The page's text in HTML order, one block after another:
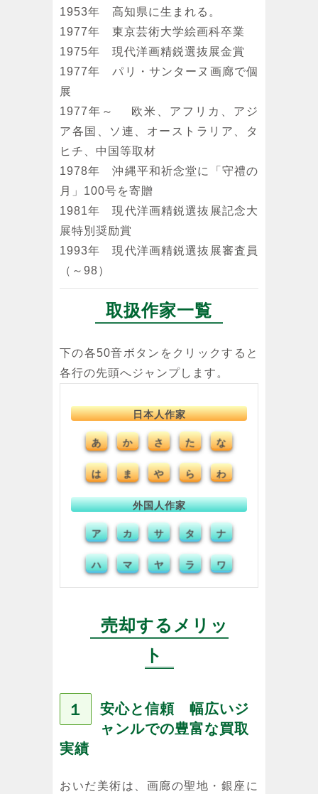
1953年 高知県に生まれる。
1977年 東京芸術大学絵画科卒業
1975年 現代洋画精鋭選抜展金賞
1977年 パリ・サンターヌ画廊で個
展
1977年～ 欧米、アフリカ、アジ
ア各国、ソ連、オーストラリア、タ
ヒチ、中国等取材
1978年 沖縄平和祈念堂に「守禮の
月」100号を寄贈
1981年 現代洋画精鋭選抜展記念大
展特別奨励賞
1993年 現代洋画精鋭選抜展審査員
（～98）
取扱作家一覧
下の各50音ボタンをクリックすると
各行の先頭へジャンプします。
日本人作家
あ か さ た な
は ま や ら わ
外国人作家
ア カ サ タ ナ
ハ マ ヤ ラ ワ
売却するメリッ
ト
１
安心と信頼 幅広いジ
ャンルでの豊富な買取
実績
おいだ美術は、画廊の聖地・銀座に